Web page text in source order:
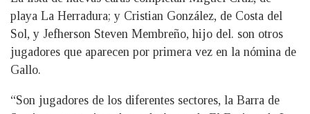
playa La Herradura; y Cristian González, de Costa del
Sol, y Jefherson Steven Membreño, hijo del. son otros
jugadores que aparecen por primera vez en la nómina de
Gallo.
“Son jugadores de los diferentes sectores, la Barra de